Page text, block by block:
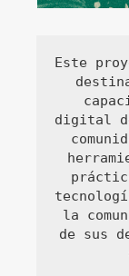
Este
digital
la
de sus